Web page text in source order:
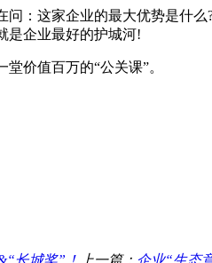
这家企业的最大优势是什么
是企业最好的护城河!
价值百万的“公关课”。
长城奖”！ 上一篇： 企业“生态